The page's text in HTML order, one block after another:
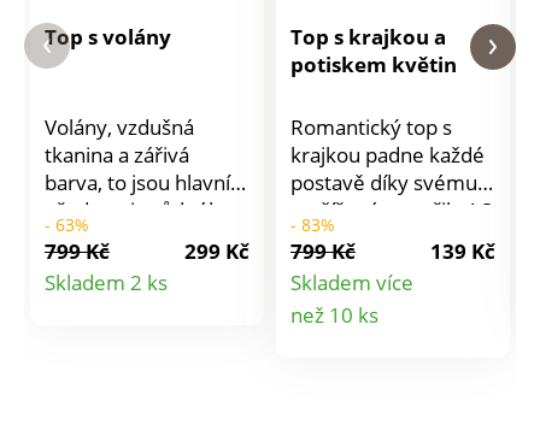
Top s volány
Volány, vzdušná
tkanina a zářivá
barva, to jsou hlavní
přednosti svůdného
topu s volány! Bez
rukávů. Ženské
volány. Výstřih do
- 63%
799 Kč
299 Kč
Skladem 2 ks
Detail
Top s krajkou a
potiskem květin
Romantický top s
krajkou padne každé
postavě díky svému
rozšířenému střihu! S
aktuálním potiskem
květin. Z lehkého
krepu ideálního do
letního počasí. Výstřih
- 83%
799 Kč
139 Kč
Skladem více
než 10 ks